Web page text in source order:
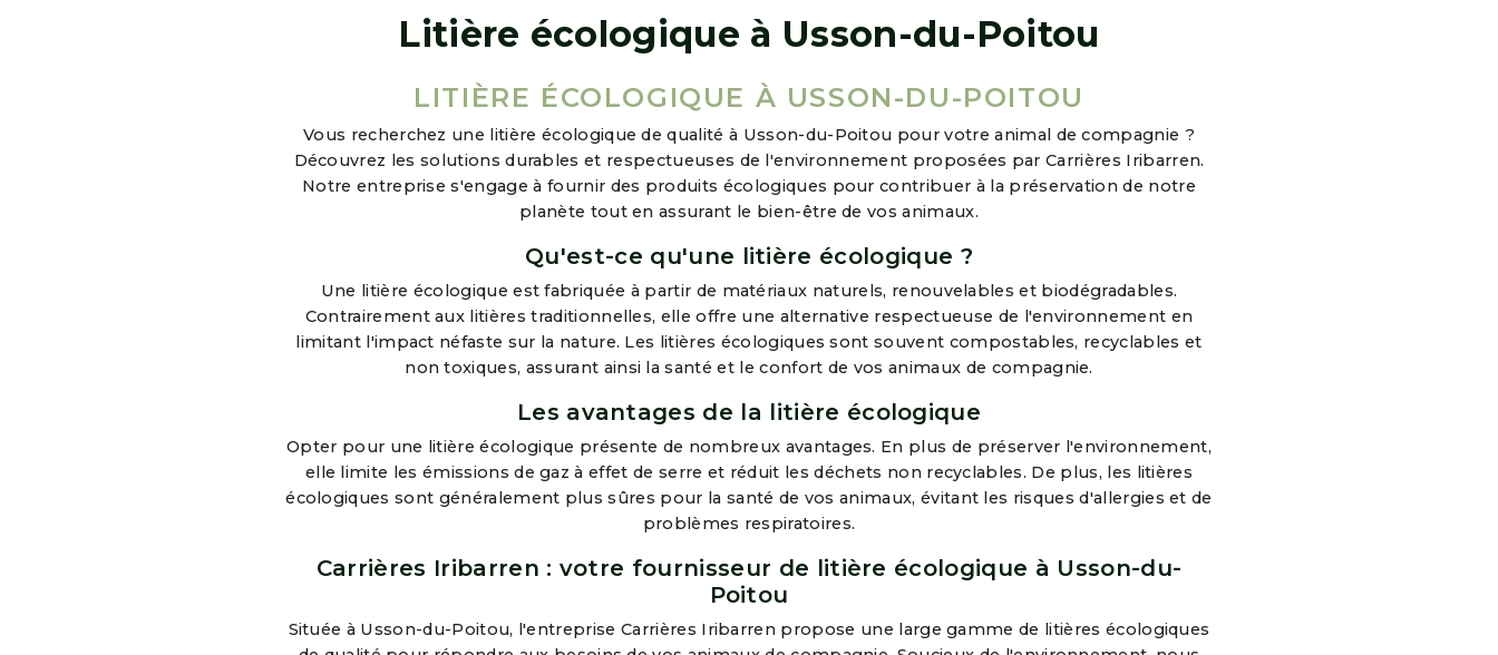
Litière écologique à Usson-du-Poitou
LITIÈRE ÉCOLOGIQUE À USSON-DU-POITOU
Vous recherchez une litière écologique de qualité à Usson-du-Poitou pour votre animal de compagnie ?
Découvrez les solutions durables et respectueuses de l'environnement proposées par Carrières Iribarren.
Notre entreprise s'engage à fournir des produits écologiques pour contribuer à la préservation de notre
planète tout en assurant le bien-être de vos animaux.
Qu'est-ce qu'une litière écologique ?
Une litière écologique est fabriquée à partir de matériaux naturels, renouvelables et biodégradables.
Contrairement aux litières traditionnelles, elle offre une alternative respectueuse de l'environnement en
limitant l'impact néfaste sur la nature. Les litières écologiques sont souvent compostables, recyclables et
non toxiques, assurant ainsi la santé et le confort de vos animaux de compagnie.
Les avantages de la litière écologique
Opter pour une litière écologique présente de nombreux avantages. En plus de préserver l'environnement,
elle limite les émissions de gaz à effet de serre et réduit les déchets non recyclables. De plus, les litières
écologiques sont généralement plus sûres pour la santé de vos animaux, évitant les risques d'allergies et de
problèmes respiratoires.
Carrières Iribarren : votre fournisseur de litière écologique à Usson-du-
Poitou
Située à Usson-du-Poitou, l'entreprise Carrières Iribarren propose une large gamme de litières écologiques